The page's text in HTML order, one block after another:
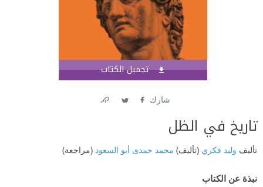
تحميل الكتاب
شارك
تاريخ في الظل
تأليف وليد فكري (تأليف) محمد حمدى أبو السعود (مراجعة)
نبذة عن الكتاب